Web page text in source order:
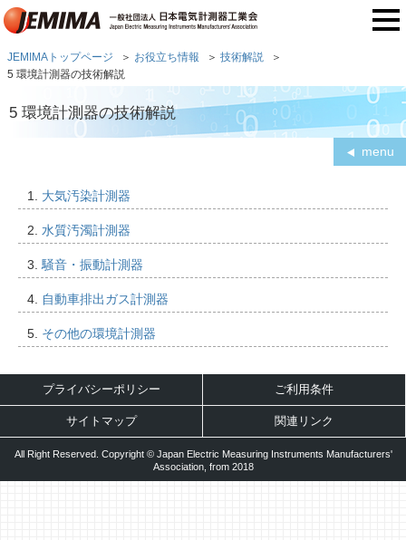
JEMIMAトップページ お役立ち情報
技術解説
5 環境計測器の技術解説
5 環境計測器の技術解説
menu
1. 大気汚染計測器
2. 水質汚濁計測器
3.騒音・振動計測器
4. 自動車排出ガス計測器
5. その他の環境計測器
プライバシーポリシー ご利用条件
サイトマップ 関連リンク
All Right Reserved. Copyright © Japan Electric Measuring Instruments Manufacturers'
Association, from 2018